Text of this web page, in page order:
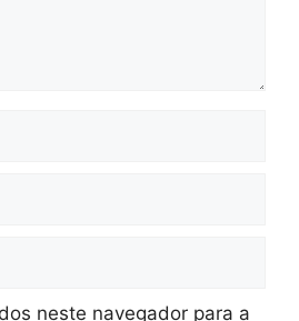
neste navegador para a